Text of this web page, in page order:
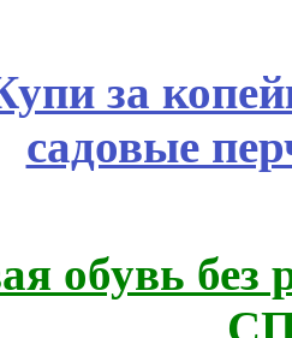
за
садовые
обувь без